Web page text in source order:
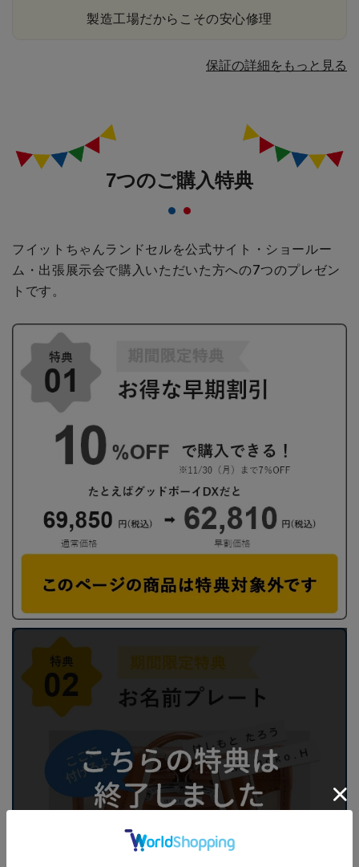
製造工場だからこその安心修理
保証の詳細をもっと見る
7つのご購入特典
フイットちゃんランドセルを公式サイト・ショールー
ム・出張展示会で購入いただいた方への7つのプレゼン
トです。